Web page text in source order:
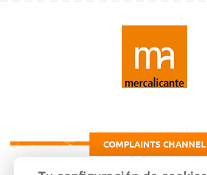
COMPLAINTS CHANNEL